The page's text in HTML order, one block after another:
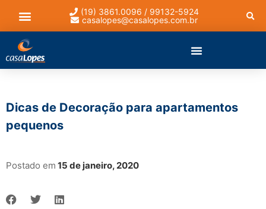
(19) 3861.0096 / 99132-5924
casalopes@casalopes.com.br
Dicas de Decoração para apartamentos
pequenos
Postado em 15 de janeiro, 2020